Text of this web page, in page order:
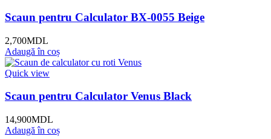
Scaun pentru Calculator BX-0055 Beige
2,700MDL
Adaugă în coș
Quick view
Scaun pentru Calculator Venus Black
14,900MDL
Adaugă în coș